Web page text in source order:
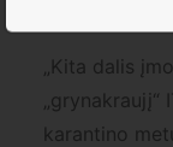
„Kita dalis
„grynakraujį“
karantino